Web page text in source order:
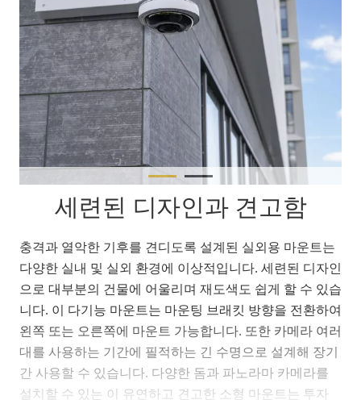
세련된 디자인과 견고함
충격과 열악한 기후를 견디도록 설계된 실외용 마운트는
다양한 실내 및 실외 환경에 이상적입니다. 세련된 디자인
으로 대부분의 건물에 어울리며 재도색도 쉽게 할 수 있습
니다. 이 다기능 마운트는 마운팅 브래킷 방향을 전환하여
왼쪽 또는 오른쪽에 마운트 가능합니다. 또한 카메라 여러
대를 사용하는 기간에 필적하는 긴 수명으로 설계해 장기
간 사용할 수 있습니다. 다양한 돔과 파노라마 카메라를
설치할 수 있는 이 유연하고 견고한 소형 마운트는 투자